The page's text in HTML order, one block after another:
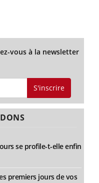
vous à la newsletter
S'inscrire
se profile-t-elle enfin
premiers jours de vos